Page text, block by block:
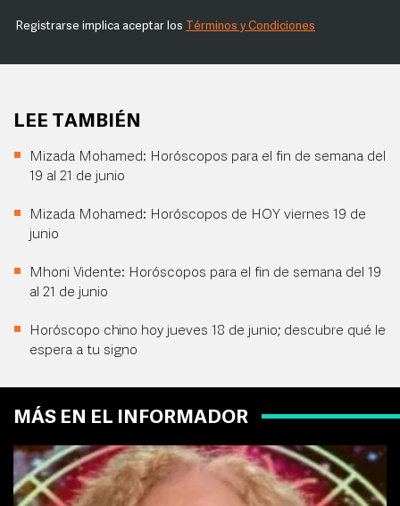
Registrarse implica aceptar los Términos y Condiciones
LEE TAMBIÉN
Mizada Mohamed: Horóscopos para el fin de semana del
19 al 21 de junio
Mizada Mohamed: Horóscopos de HOY viernes 19 de
junio
Mhoni Vidente: Horóscopos para el fin de semana del 19
al 21 de junio
Horóscopo chino hoy jueves 18 de junio; descubre qué le
espera a tu signo
MÁS EN EL INFORMADOR